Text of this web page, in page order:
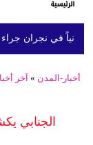
أخبار-المدن » آخر
الجنابي